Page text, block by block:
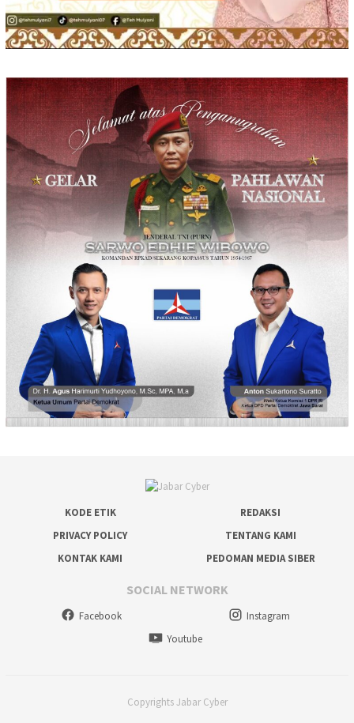
KODE ETIK
REDAKSI
PRIVACY POLICY
TENTANG KAMI
KONTAK KAMI
PEDOMAN MEDIA SIBER
SOCIAL NETWORK
Facebook
Instagram
Youtube
Copyrights Jabar Cyber